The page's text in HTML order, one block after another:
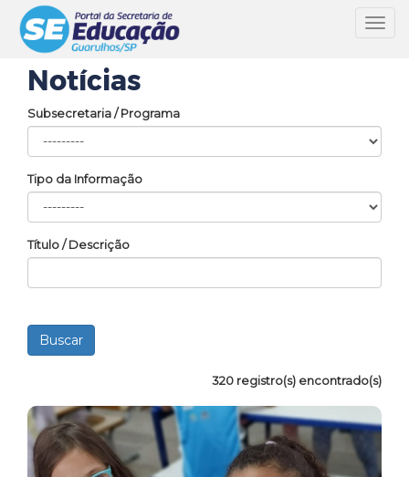
Notícias
Subsecretaria / Programa
Tipo da Informação
Título / Descrição
320 registro(s) encontrado(s)